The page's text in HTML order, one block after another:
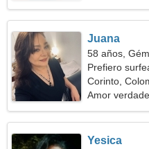
Juana
58 años,
Prefiero
Corinto,
Amor
Yesica